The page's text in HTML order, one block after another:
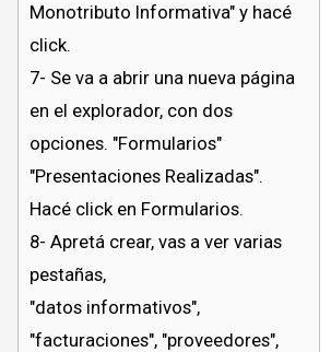
Monotributo Informativa" y hacé
click.
7- Se va a abrir una nueva página
en el explorador, con dos
opciones. "Formularios"
"Presentaciones Realizadas".
Hacé click en Formularios.
8- Apretá crear, vas a ver varias
pestañas,
"datos informativos",
"facturaciones", "proveedores",